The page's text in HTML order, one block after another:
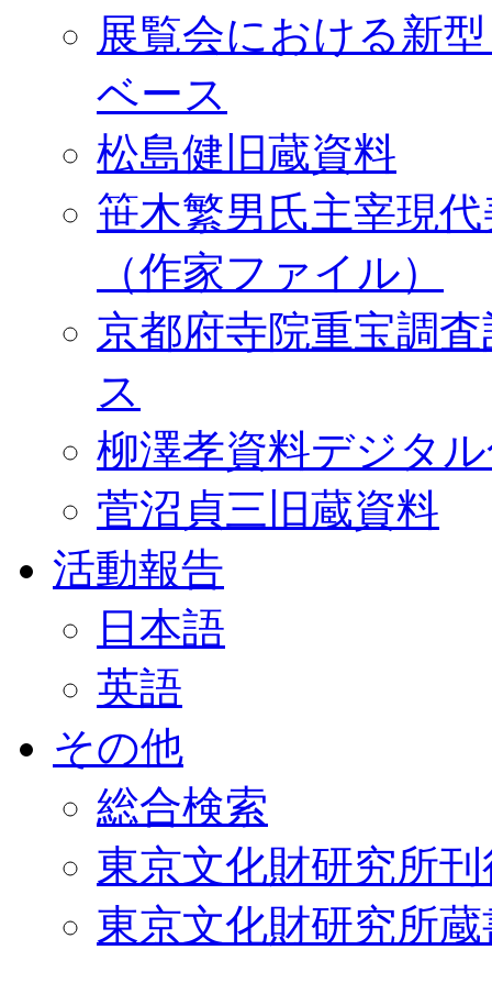
展覧会における新
ベース
松島健旧蔵資料
笹木繁男氏主宰現
（作家ファイル）
京都府寺院重宝調
ス
柳澤孝資料デジタ
菅沼貞三旧蔵資料
活動報告
日本語
英語
その他
総合検索
東京文化財研究所
東京文化財研究所